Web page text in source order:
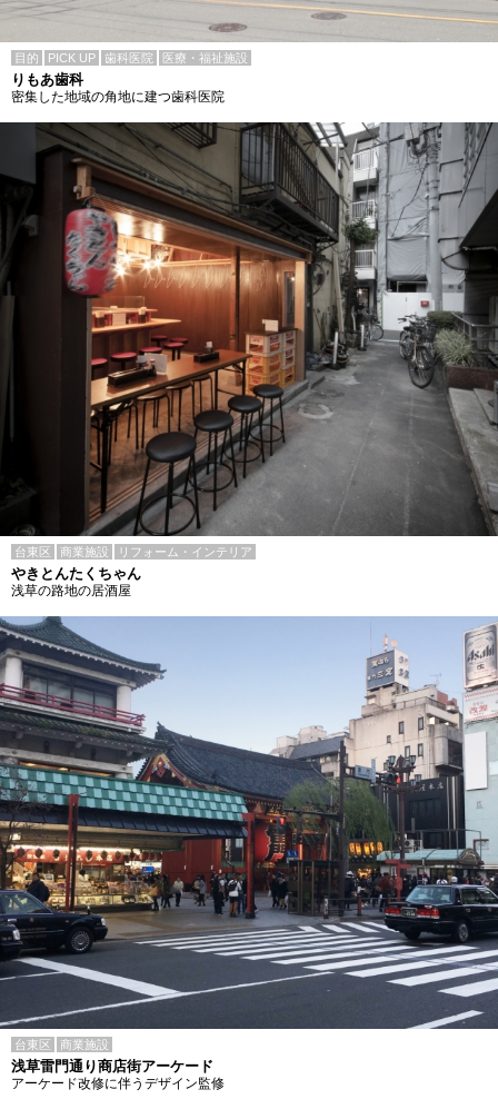
目的 PICK UP 歯科医院 医療・福祉施設
りもあ歯科
密集した地域の角地に建つ歯科医院
台東区 商業施設 リフォーム・インテリア
やきとんたくちゃん
浅草の路地の居酒屋
台東区 商業施設
浅草雷門通り商店街アーケード
アーケード改修に伴うデザイン監修